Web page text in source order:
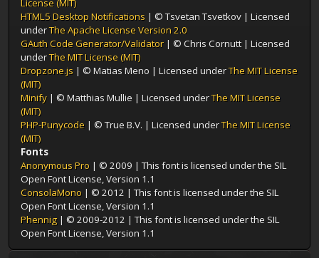
License (MIT)
HTML5 Desktop Notifications | © Tsvetan Tsvetkov | Licensed
underThe Apache License Version 2.0
GAuth Code Generator/Validator| © Chris Cornutt | Licensed
underThe MIT License (MIT)
Dropzone.js | © Matias Meno | Licensed underThe MIT License
(MIT)
Minify | © Matthias Mullie | Licensed underThe MIT License
(MIT)
PHP-Punycode | © True B.V. | Licensed underThe MIT License
(MIT)
Fonts
Anonymous Pro | © 2009 | This font is licensed under the SIL
Open Font License, Version 1.1
ConsolaMono | © 2012 | This font is licensed under the SIL
Open Font License, Version 1.1
Phennig| © 2009-2012 | This font is licensed under the SIL
Open Font License, Version 1.1